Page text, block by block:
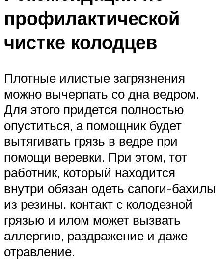
профилактической
чистке колодцев
Плотные илистые загрязнения
можно вычерпать со дна ведром.
Для этого придется полностью
опуститься, а помощник будет
вытягивать грязь в ведре при
помощи веревки. При этом, тот
работник, который находится
внутри обязан одеть сапоги-бахилы
из резины. контакт с колодезной
грязью и илом может вызвать
аллергию, раздражение и даже
отравление.